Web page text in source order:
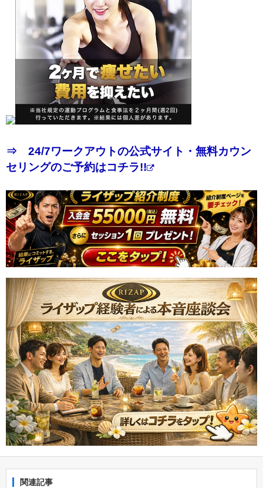
⇒ 24/7ワークアウトの公式サイト・無料カウン
セリングのご予約はコチラ!!
関連記事